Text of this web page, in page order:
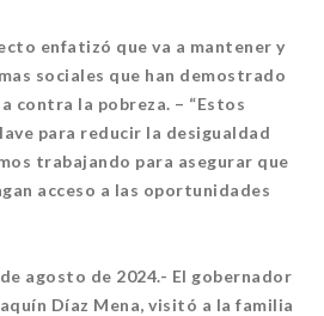
enfatizó que va a mantener y
sociales que han demostrado
contra la pobreza. – “Estos
para reducir la desigualdad
trabajando para asegurar que
acceso a las oportunidades
agosto de 2024.- El gobernador
Díaz Mena, visitó a la familia